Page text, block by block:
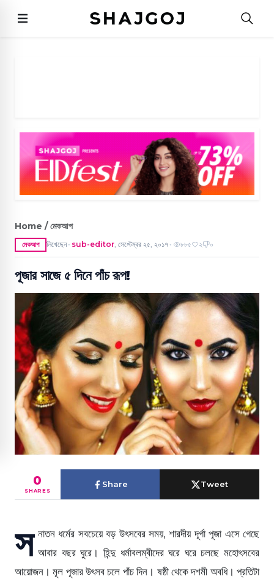
Home / মেকআপ
মেকআপ লিখেছেন ● sub-editor, সেপ্টেম্বর ২৫, ২০১৭ ● ৮৮৫ ২ ০
পূজার সাজে ৫ দিনে পাঁচ রূপ!
0
SHARES
Share Tweet
স নাতন ধর্মের সবচেয়ে বড় উৎসবের সময়, শারদীয় দূর্গা পূজা এসে গেছে
আবার বছর ঘুরে। হিন্দু ধর্মাবলম্বীদের ঘরে ঘরে চলছে মহোৎসবের
আয়োজন। মূল পূজার উৎসব চলে পাঁচ দিন। ষষ্ঠী থেকে দশমী অবধি। প্রতিটা